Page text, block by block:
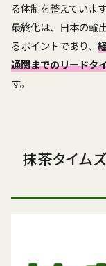
る体制を整えていま
最終化は、日本の輸
るポイントであり、
通関までのリードタ
す。
抹茶タイム